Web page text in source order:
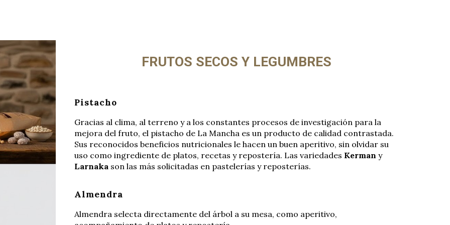
FRUTOS SECOS Y LEGUMBRES
Pistacho
Gracias al clima, al terreno y a los constantes procesos de investigación para la
mejora del fruto, el pistacho de La Mancha es un producto de calidad contrastada.
Sus reconocidos beneficios nutricionales le hacen un buen aperitivo, sin olvidar su
uso como ingrediente de platos, recetas y repostería. Las variedades Kerman y
Larnaka son las más solicitadas en pastelerías y reposterías.
Almendra
Almendra selecta directamente del árbol a su mesa, como aperitivo,